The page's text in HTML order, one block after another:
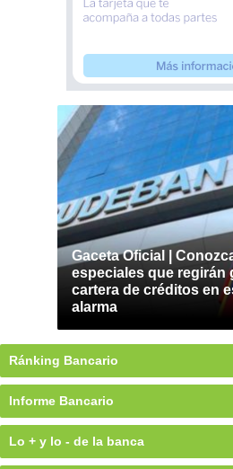
Gaceta Oficial |
especiales que regirán
cartera de créditos en
alarma
Ránking Bancario
Informe Bancario
Lo + y lo - de la banca